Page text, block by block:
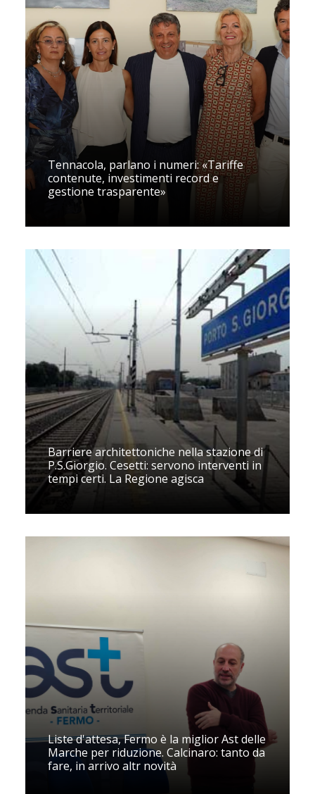
Tennacola, parlano i numeri: «Tariffe
contenute, investimenti record e
gestione trasparente»
Barriere architettoniche nella stazione di
P.S.Giorgio. Cesetti: servono interventi in
tempi certi. La Regione agisca
Liste d'attesa, Fermo è la miglior Ast delle
Marche per riduzione. Calcinaro: tanto da
fare, in arrivo altr novità